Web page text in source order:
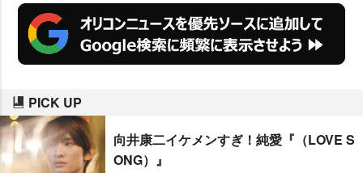
った。
PICK UP
向井康二イケメンすぎ！純愛『（LOVE S
ONG）』